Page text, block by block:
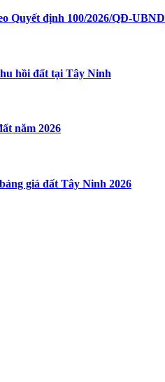
Quyết định 100/2026/QĐ-UBND
hồi đất tại Tây Ninh
năm 2026
giá đất Tây Ninh 2026